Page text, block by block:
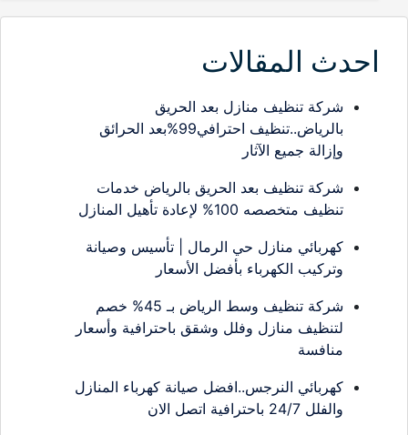
احدث المقالات
شركة تنظيف منازل بعد الحريق
بالرياض..تنظيف احترافي99%بعد الحرائق
وإزالة جميع الآثار
شركة تنظيف بعد الحريق بالرياض خدمات
تنظيف متخصصه 100% لإعادة تأهيل المنازل
كهربائي منازل حي الرمال | تأسيس وصيانة
وتركيب الكهرباء بأفضل الأسعار
شركة تنظيف وسط الرياض بـ 45% خصم
لتنظيف منازل وفلل وشقق باحترافية وأسعار
منافسة
كهربائي النرجس..افضل صيانة كهرباء المنازل
والفلل 24/7 باحترافية اتصل الان